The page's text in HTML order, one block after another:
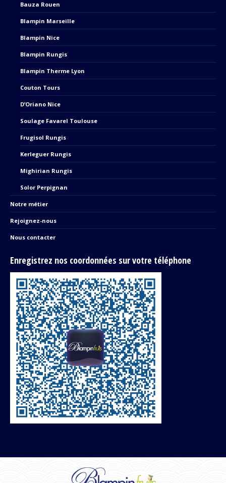
Bauza Rouen
Blampin Marseille
Blampin Nice
Blampin Rungis
Blampin Therme Lyon
Couton Tours
D’Oriano Nice
Soulage Favarel Toulouse
Frugisol Rungis
Kerleguer Rungis
Mighirian Rungis
Solor Perpignan
Notre métier
Rejoignez-nous
Nous contacter
Enregistrez nos coordonnées sur votre téléphone